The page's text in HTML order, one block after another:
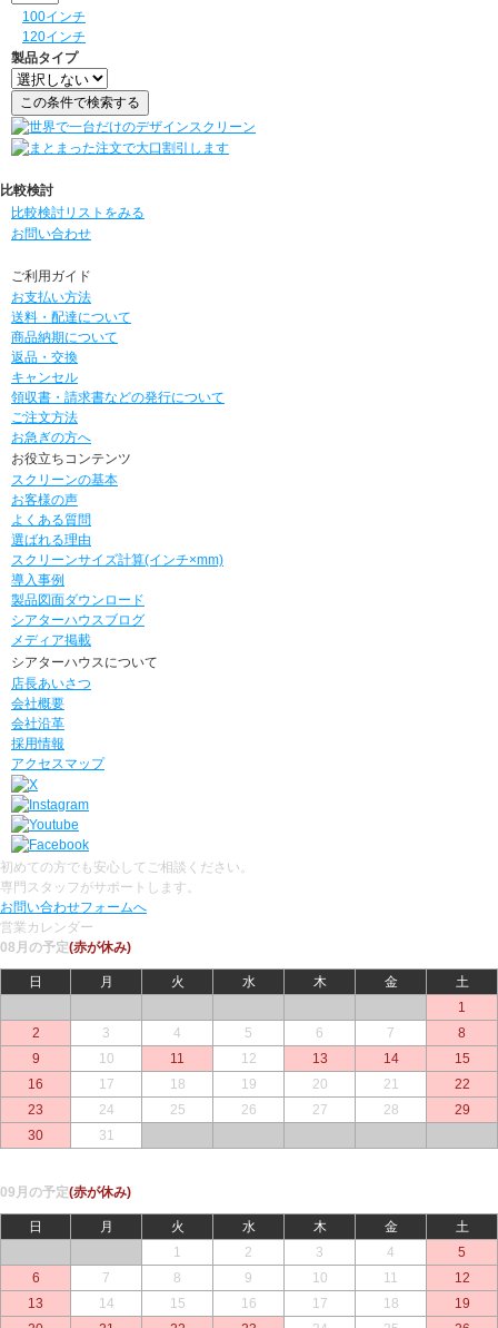
100インチ
120インチ
製品タイプ
比較検討
比較検討リストをみる
お問い合わせ
ご利用ガイド
お支払い方法
送料・配達について
商品納期について
返品・交換
キャンセル
領収書・請求書などの発行について
ご注文方法
お急ぎの方へ
お役立ちコンテンツ
スクリーンの基本
お客様の声
よくある質問
選ばれる理由
スクリーンサイズ計算(インチ×mm)
導入事例
製品図面ダウンロード
シアターハウスブログ
メディア掲載
シアターハウスについて
店長あいさつ
会社概要
会社沿革
採用情報
アクセスマップ
初めての方でも安心してご相談ください。
専門スタッフがサポートします。
お問い合わせフォームへ
営業カレンダー
08月の予定(赤が休み)
日 月 火 水 木 金
土
1
2
3 4 5 6 7
8
9
10 11 12 13 14
15
16
17 18 19 20 21
22
23
24 25 26 27 28
29
30
31
09月の予定(赤が休み)
日 月 火 水 木 金
土
1 2 3 4
5
6
7 8 9 10 11
12
13
14 15 16 17 18
19